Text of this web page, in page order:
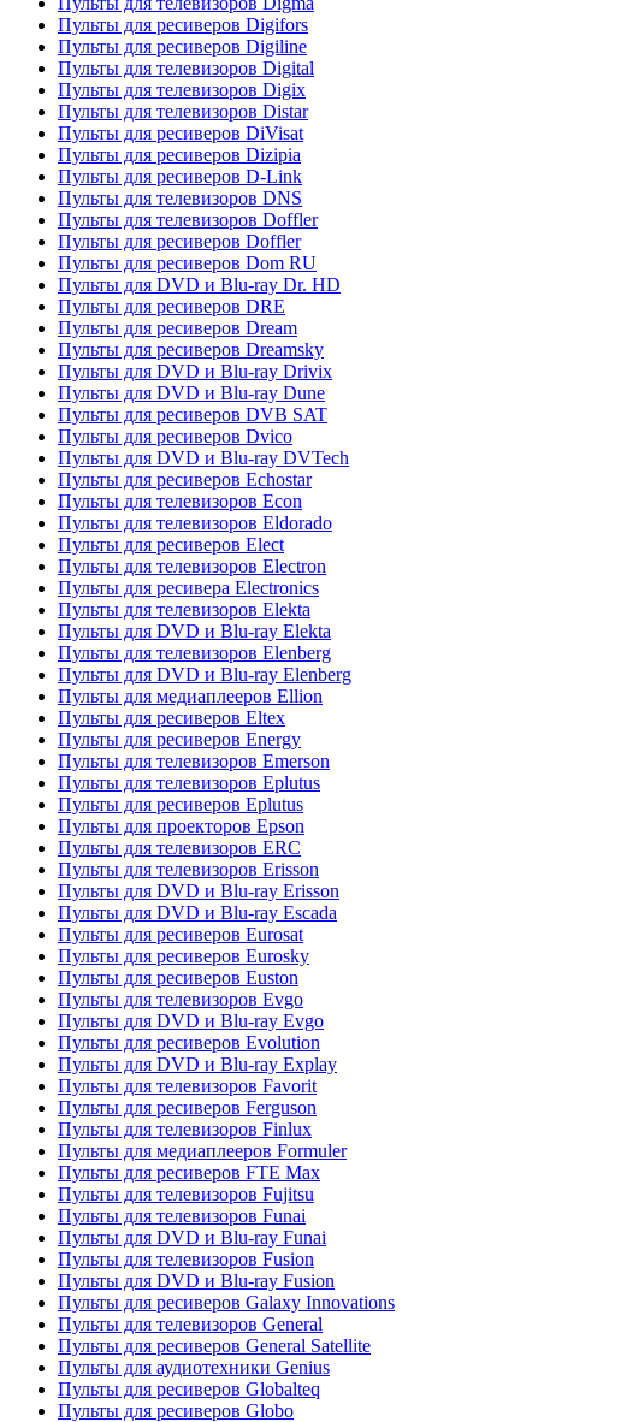
Пульты для ресиверов Digifors
Пульты для ресиверов Digiline
Пульты для телевизоров Digital
Пульты для телевизоров Digix
Пульты для телевизоров Distar
Пульты для ресиверов DiVisat
Пульты для ресиверов Dizipia
Пульты для ресиверов D-Link
Пульты для телевизоров DNS
Пульты для телевизоров Doffler
Пульты для ресиверов Doffler
Пульты для ресиверов Dom RU
Пульты для DVD и Blu-ray Dr. HD
Пульты для ресиверов DRE
Пульты для ресиверов Dream
Пульты для ресиверов Dreamsky
Пульты для DVD и Blu-ray Drivix
Пульты для DVD и Blu-ray Dune
Пульты для ресиверов DVB SAT
Пульты для ресиверов Dvico
Пульты для DVD и Blu-ray DVTech
Пульты для ресиверов Echostar
Пульты для телевизоров Econ
Пульты для телевизоров Eldorado
Пульты для ресиверов Elect
Пульты для телевизоров Electron
Пульты для ресивера Electronics
Пульты для телевизоров Elekta
Пульты для DVD и Blu-ray Elekta
Пульты для телевизоров Elenberg
Пульты для DVD и Blu-ray Elenberg
Пульты для медиаплееров Ellion
Пульты для ресиверов Eltex
Пульты для ресиверов Energy
Пульты для телевизоров Emerson
Пульты для телевизоров Eplutus
Пульты для ресиверов Eplutus
Пульты для проекторов Epson
Пульты для телевизоров ERC
Пульты для телевизоров Erisson
Пульты для DVD и Blu-ray Erisson
Пульты для DVD и Blu-ray Escada
Пульты для ресиверов Eurosat
Пульты для ресиверов Eurosky
Пульты для ресиверов Euston
Пульты для телевизоров Evgo
Пульты для DVD и Blu-ray Evgo
Пульты для ресиверов Evolution
Пульты для DVD и Blu-ray Explay
Пульты для телевизоров Favorit
Пульты для ресиверов Ferguson
Пульты для телевизоров Finlux
Пульты для медиаплееров Formuler
Пульты для ресиверов FTE Max
Пульты для телевизоров Fujitsu
Пульты для телевизоров Funai
Пульты для DVD и Blu-ray Funai
Пульты для телевизоров Fusion
Пульты для DVD и Blu-ray Fusion
Пульты для ресиверов Galaxy Innovations
Пульты для телевизоров General
Пульты для ресиверов General Satellite
Пульты для аудиотехники Genius
Пульты для ресиверов Globalteq
Пульты для ресиверов Globo